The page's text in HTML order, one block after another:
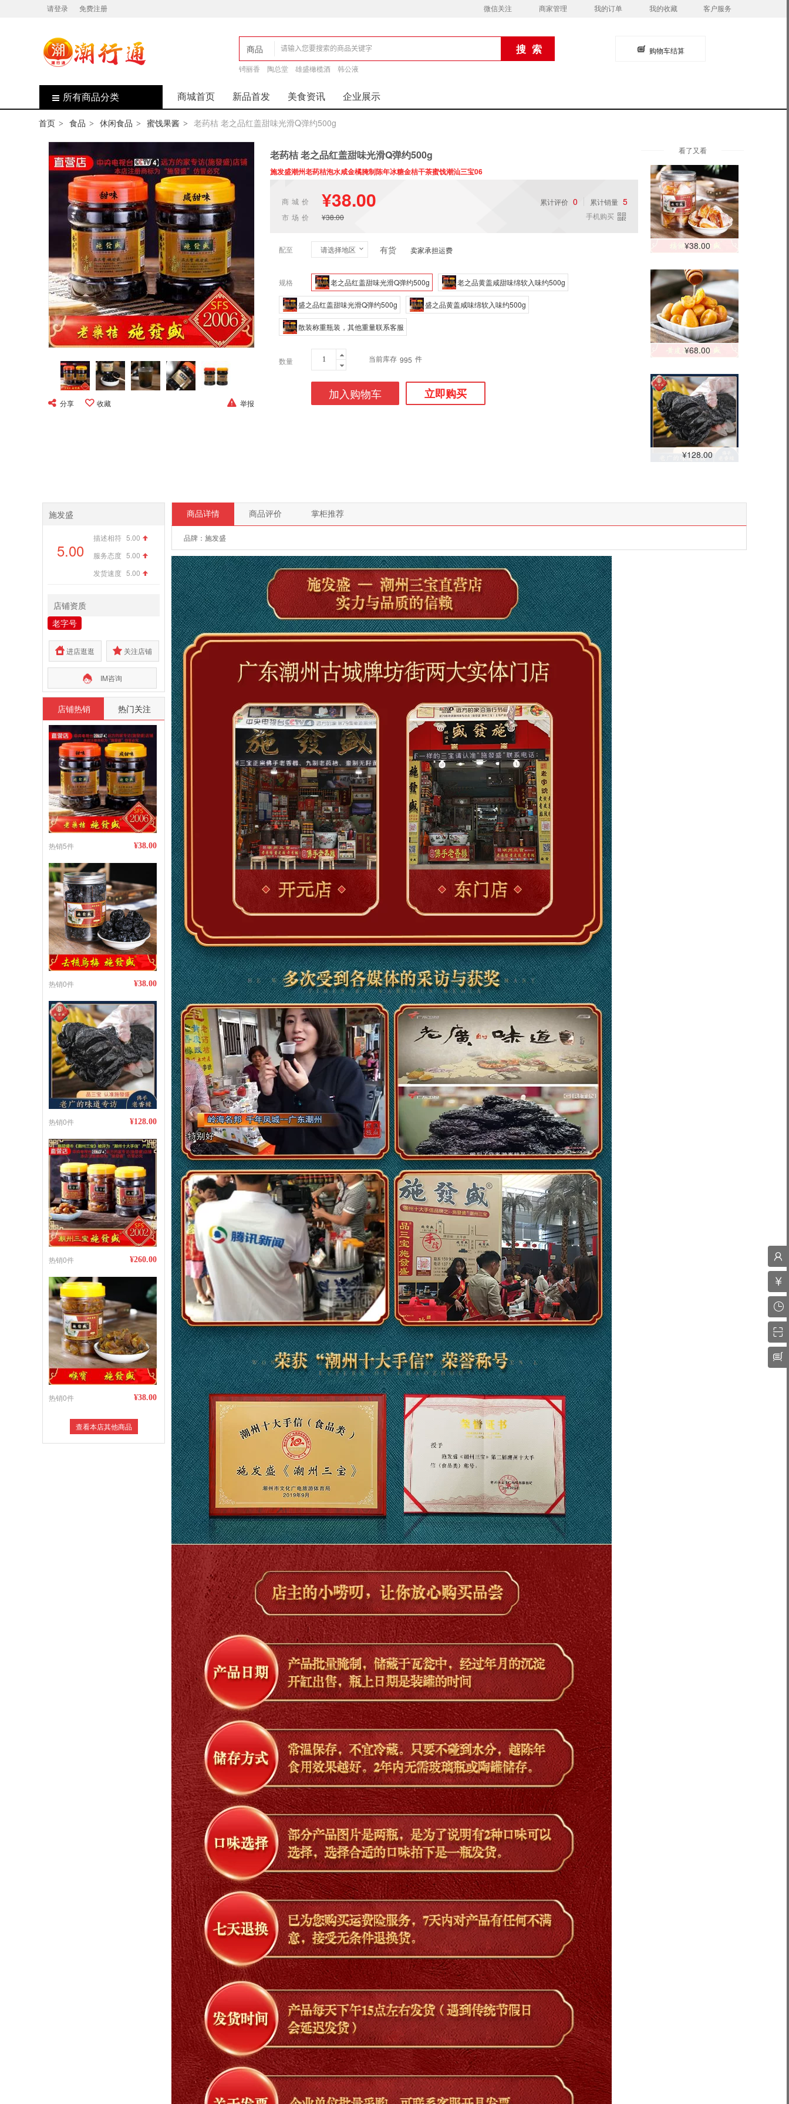
请登录 免费注册 微信关注 商家管理 我的订单 我的收藏 客户服务
商品
店铺
锜丽香 陶总堂 雄盛橄榄酒 韩公液
购物车结算
所有商品分类 商城首页 新品首发 美食资讯 企业展示
首页 > 食品 > 休闲食品 > 蜜饯果酱 > 老药桔 老之品红盖甜味光滑Q弹约500g
分享 收藏 举报
老药桔 老之品红盖甜味光滑Q弹约500g
施发盛潮州老药桔泡水咸金橘腌制陈年冰糖金桔干茶蜜饯潮汕三宝06
商城价 ¥38.00
市场价 ¥38.00
累计评价 0 累计销量 5
手机购买
配至 请选择地区 有货 卖家承担运费
规格 老之品红盖甜味光滑Q弹约500g 老之品黄盖咸甜味绵软入味约500g
盛之品红盖甜味光滑Q弹约500g 盛之品黄盖咸味绵软入味约500g
散装称重瓶装，其他重量联系客服
数量 当前库存 995 件
加入购物车 立即购买
看了又看
¥38.00
¥68.00
¥128.00
商品详情 商品评价 掌柜推荐
品牌：施发盛
施发盛
5.00
描述相符 5.00
服务态度 5.00
发货速度 5.00
店铺资质
老字号
进店逛逛 关注店铺
IM咨询
店铺热销 热门关注
¥38.00
热销5件
¥38.00
热销0件
¥128.00
热销0件
¥260.00
热销0件
¥38.00
热销0件
查看本店其他商品